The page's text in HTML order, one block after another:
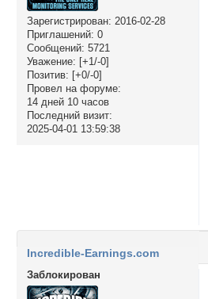
Зарегистрирован: 2016-02-28
Приглашений: 0
Сообщений: 5721
Уважение: [+1/-0]
Позитив: [+0/-0]
Провел на форуме:
14 дней 10 часов
Последний визит:
2025-04-01 13:59:38
Incredible-Earnings.com
Заблокирован